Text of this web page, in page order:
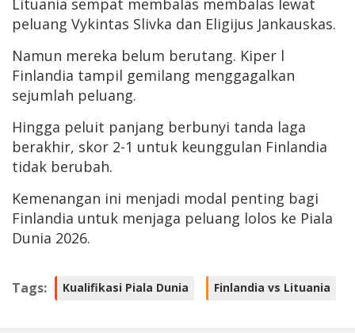
peluang Vykintas Slivka dan Eligijus Jankauskas.
Namun mereka belum berutang. Kiper l
Finlandia tampil gemilang menggagalkan
sejumlah peluang.
Hingga peluit panjang berbunyi tanda laga
berakhir, skor 2-1 untuk keunggulan Finlandia
tidak berubah.
Kemenangan ini menjadi modal penting bagi
Finlandia untuk menjaga peluang lolos ke Piala
Dunia 2026.
Tags: Kualifikasi Piala Dunia Finlandia vs Lituania